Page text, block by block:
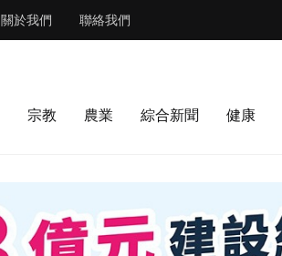
關於我們 聯絡我們
宗教 農業 綜合新聞 健康